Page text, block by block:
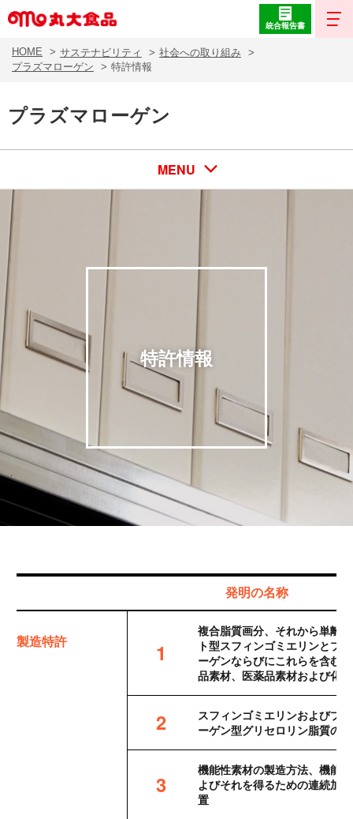
統合報告書
HOME サステナビリティ
社会への取り組み
プラズマローゲン
特許情報
プラズマローゲン
MENU
特許情報
発明の名称
製造特許 1
複合脂質画分、それから単離
ト型スフィンゴミエリンとプ
ーゲンならびにこれらを含む
品素材、医薬品素材および化
2
スフィンゴミエリンおよびプ
ーゲン型グリセロリン脂質の
3
機能性素材の製造方法、機能
よびそれを得るための連続加
置